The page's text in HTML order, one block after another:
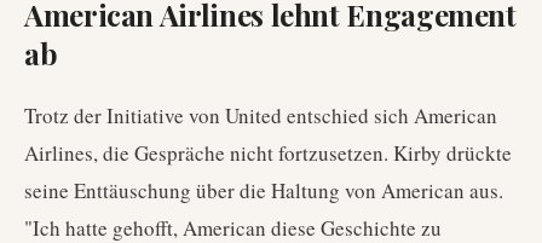
American Airlines lehnt Engagement
ab
Trotz der Initiative von United entschied sich American
Airlines, die Gespräche nicht fortzusetzen. Kirby drückte
seine Enttäuschung über die Haltung von American aus.
"Ich hatte gehofft, American diese Geschichte zu